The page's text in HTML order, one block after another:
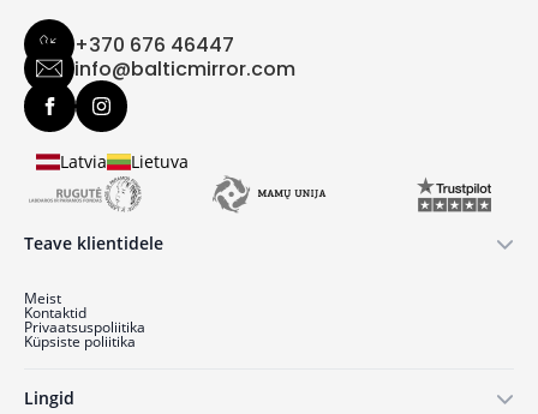
+370 676 46447
info@balticmirror.com
Latvia Lietuva
Teave klientidele
Meist
Kontaktid
Privaatsuspoliitika
Küpsiste poliitika
Lingid